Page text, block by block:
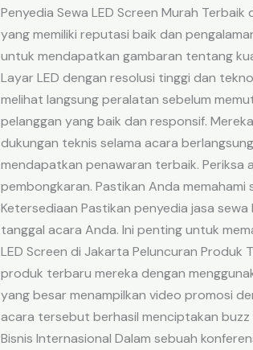
Penyedia Sewa LED Screen Murah
yang memiliki reputasi baik dan
untuk mendapatkan gambaran tentang
Layar LED dengan resolusi tinggi dan
melihat langsung peralatan sebelum
pelanggan yang baik dan responsif.
dukungan teknis selama acara
mendapatkan penawaran terbaik. Periksa
pembongkaran. Pastikan Anda
Ketersediaan Pastikan penyedia jasa
tanggal acara Anda. Ini penting untuk
LED Screen di Jakarta Peluncuran
produk terbaru mereka dengan
yang besar menampilkan video promosi
acara tersebut berhasil menciptakan
Bisnis Internasional Dalam sebuah